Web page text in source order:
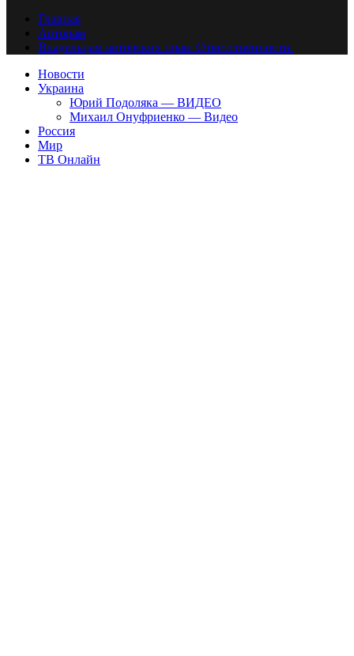
Главная
Авторам
Владельцам авторских прав. Ответственности.
Новости
Украина
Юрий Подоляка — ВИДЕО
Михаил Онуфриенко — Видео
Россия
Мир
ТВ Онлайн